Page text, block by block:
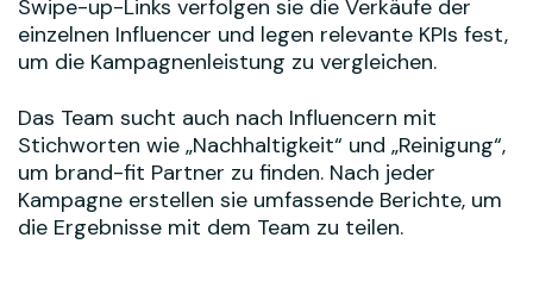
Swipe-up-Links verfolgen sie die Verkäufe der
einzelnen Influencer und legen relevante KPIs fest,
um die Kampagnenleistung zu vergleichen.
Das Team sucht auch nach Influencern mit
Stichworten wie „Nachhaltigkeit“ und „Reinigung“,
um brand-fit Partner zu finden. Nach jeder
Kampagne erstellen sie umfassende Berichte, um
die Ergebnisse mit dem Team zu teilen.